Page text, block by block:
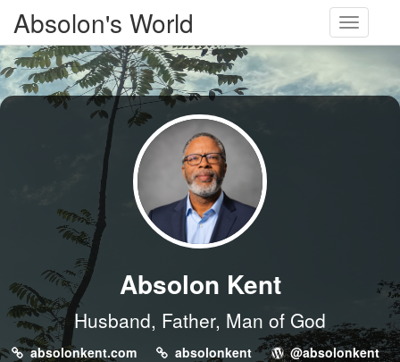
Toggle
Absolon's World
Absolon Kent
Husband, Father, Man of God
absolonkent.com absolonkent
@absolonkent